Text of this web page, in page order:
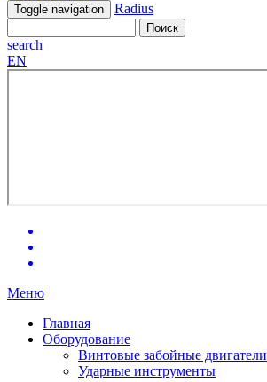
Toggle navigation Radius
search
EN
Меню
Главная
Оборудование
Винтовые забойные двигатели
Ударные инструменты